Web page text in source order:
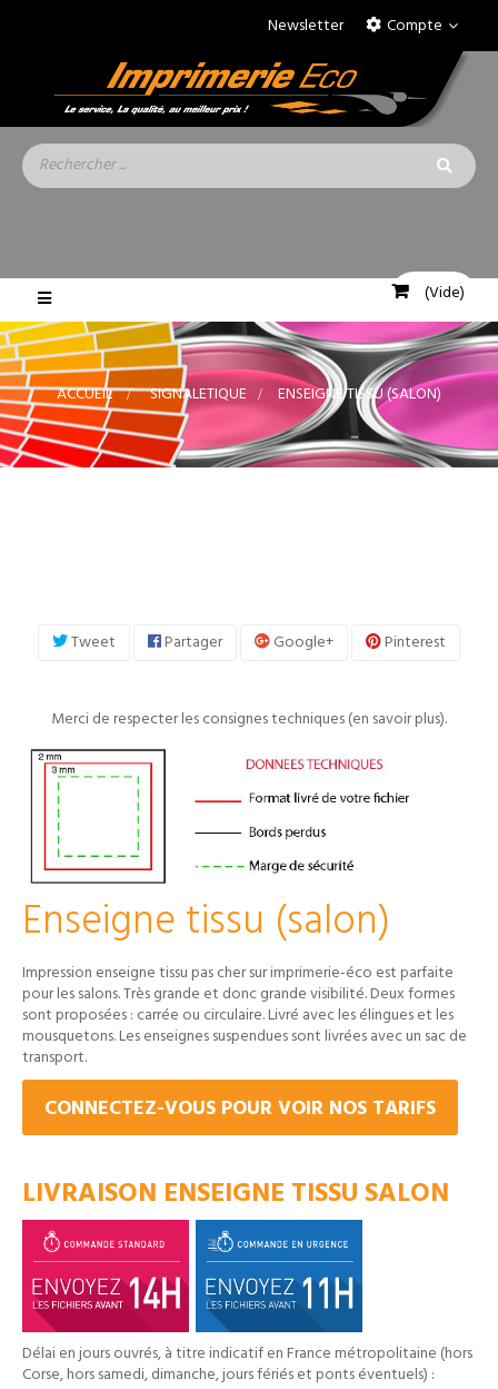
Compte
Newsletter
(Vide)
Basculer
la
navigation
ACCUEIL > SIGNALETIQUE > ENSEIGNE TISSU (SALON)
Tweet Partager Google+ Pinterest
Merci de respecter les consignes techniques (en savoir plus).
Enseigne tissu (salon)
Impression enseigne tissu pas cher sur imprimerie-éco est parfaite
pour les salons. Très grande et donc grande visibilité. Deux formes
sont proposées : carrée ou circulaire. Livré avec les élingues et les
mousquetons. Les enseignes suspendues sont livrées avec un sac de
transport.
CONNECTEZ-VOUS POUR VOIR NOS TARIFS
LIVRAISON ENSEIGNE TISSU SALON
Délai en jours ouvrés, à titre indicatif en France métropolitaine (hors
Corse, hors samedi, dimanche, jours fériés et ponts éventuels) :